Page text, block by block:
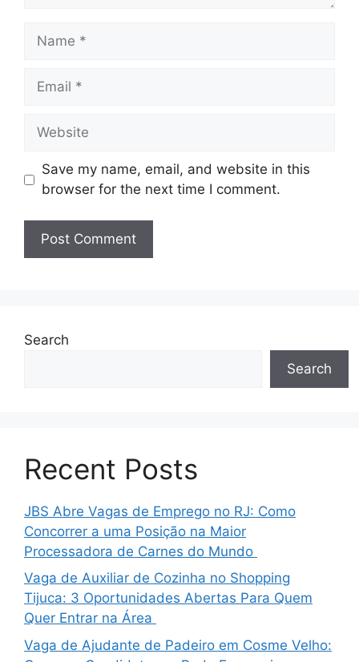
Name
Email
Website
Save my name, email, and website in this
browser for the next time I comment.
Search
Search
Recent Posts
JBS Abre Vagas de Emprego no RJ: Como
Concorrer a uma Posição na Maior
Processadora de Carnes do Mundo
Vaga de Auxiliar de Cozinha no Shopping
Tijuca: 3 Oportunidades Abertas Para Quem
Quer Entrar na Área
Vaga de Ajudante de Padeiro em Cosme Velho: